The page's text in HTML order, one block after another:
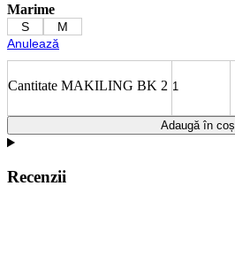
Marime
S
M
Anulează
Cantitate MAKILING BK 2
Adaugă în coș
Recenzii